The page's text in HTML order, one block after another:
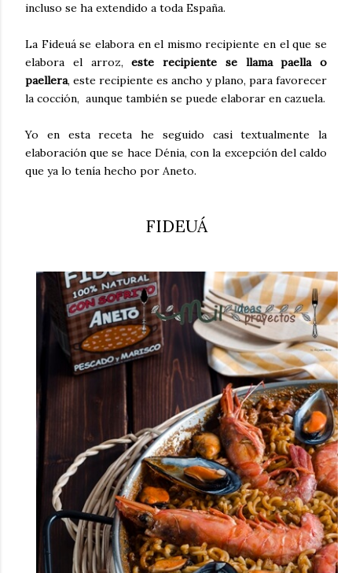
incluso se ha extendido a toda España.
La Fideuá se elabora en el mismo recipiente en el que se
elabora el arroz,este recipiente se llama paella o
paellera, este recipiente es ancho y plano, para favorecer
la cocción, aunque también se puede elaborar en cazuela.
Yo en esta receta he seguido casi textualmente la
elaboración que se hace Dénia, con la excepción del caldo
que ya lo tenía hecho por Aneto.
FIDEUÁ